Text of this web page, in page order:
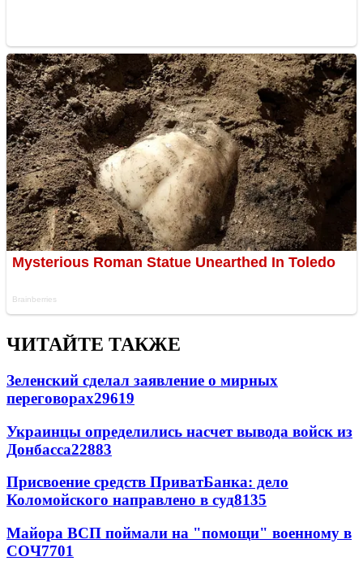
ЧИТАЙТЕ ТАКЖЕ
Зеленский сделал заявление о мирных
переговорах29619
Украинцы определились насчет вывода войск из
Донбасса22883
Присвоение средств ПриватБанка: дело
Коломойского направлено в суд8135
Майора ВСП поймали на "помощи" военному в
СОЧ7701